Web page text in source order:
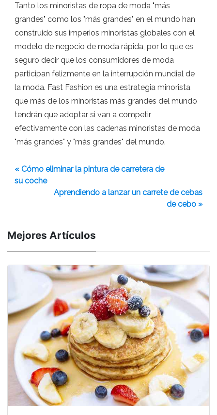
Tanto los minoristas de ropa de moda "más
grandes" como los "más grandes" en el mundo han
construido sus imperios minoristas globales con el
modelo de negocio de moda rápida, por lo que es
seguro decir que los consumidores de moda
participan felizmente en la interrupción mundial de
la moda. Fast Fashion es una estrategia minorista
que más de los minoristas más grandes del mundo
tendrán que adoptar si van a competir
efectivamente con las cadenas minoristas de moda
"más grandes" y "más grandes" del mundo.
« Cómo eliminar la pintura de carretera de
su coche
Aprendiendo a lanzar un carrete de cebas
de cebo »
Mejores Artículos